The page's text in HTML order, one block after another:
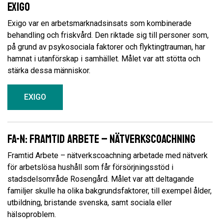
Exigo
Exigo var en arbetsmarknadsinsats som kombinerade
behandling och friskvård. Den riktade sig till personer som,
på grund av psykosociala faktorer och flyktingtrauman, har
hamnat i utanförskap i samhället. Målet var att stötta och
stärka dessa människor.
EXIGO
FA-N: Framtid Arbete – nätverkscoachning
Framtid Arbete – nätverkscoachning arbetade med nätverk
för arbetslösa hushåll som får försörjningsstöd i
stadsdelsområde Rosengård. Målet var att deltagande
familjer skulle ha olika bakgrundsfaktorer, till exempel ålder,
utbildning, bristande svenska, samt sociala eller
hälsoproblem.